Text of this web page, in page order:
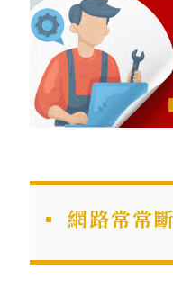
網路常常